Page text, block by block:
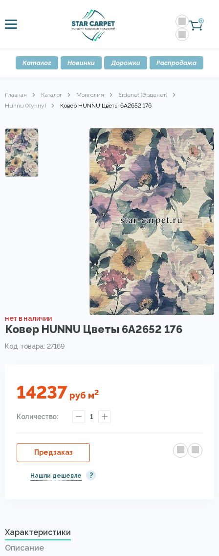
0
Каталог Новинки Дорожки Распродажа
Главная Каталог Монголия
Erdenet (Эрденет)
Hunnu (Хунну)
Ковер HUNNU Цветы 6A2652 176
нет в наличии
Ковер HUNNU Цветы 6A2652 176
Код товара: 27169
14237 руб м2
Количество: 1
Предзаказ
Нашли дешевле ?
Характеристики
Описание